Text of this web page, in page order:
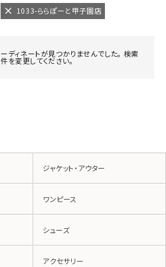
1033-ららぽーと甲子園店
ディネートが見つかりませんでした。 検索
を変更してください。
ジャケット・アウター
ワンピース
シューズ
アクセサリー